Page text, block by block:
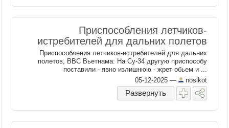
Приспособления летчиков-
истребителей для дальних полетов
Приспособления летчиков-истребителей для дальних
полетов, ВВС Вьетнама: На Су-34 другую приспособу
поставили - явно излишнюю - жрет обьем и ...
05-12-2025 — nosikot
Развернуть